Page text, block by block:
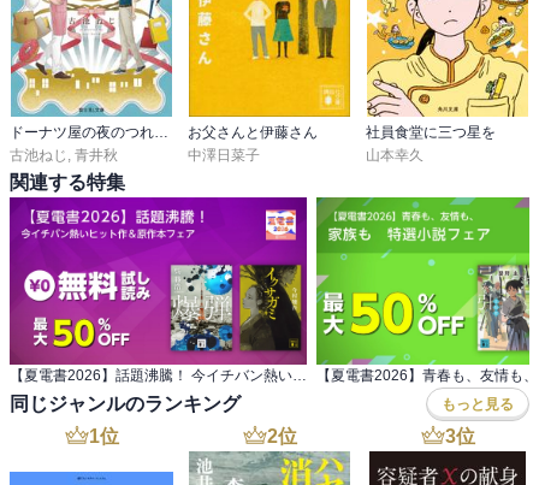
古池ねじ 青井秋
お父さんと伊藤さん
中澤日菜子
社員食堂に三つ星を
山本幸久
関連する特集
同じジャンルのランキング もっと見る
1位 2位 3位